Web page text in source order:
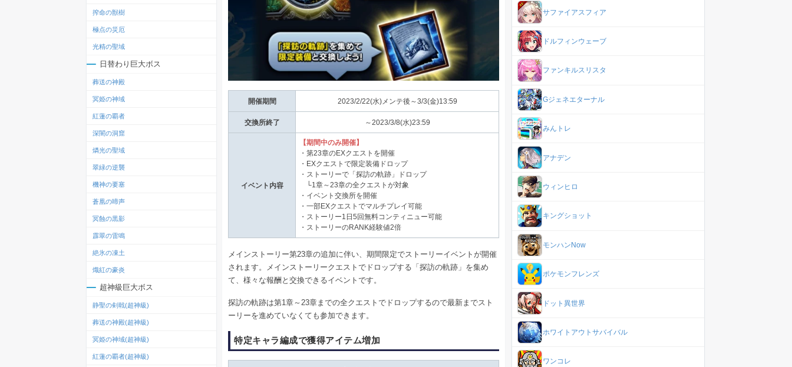
開催期間 2023/2/22(水)メンテ後～3/3(金)13:59
交換所終了 ～2023/3/8(水)23:59
イベント内容
【期間中のみ開催】
・第23章のEXクエストを開催
・EXクエストで限定装備ドロップ
・ストーリーで「探訪の軌跡」ドロップ
└1章～23章の全クエストが対象
・イベント交換所を開催
・一部EXクエストでマルチプレイ可能
・ストーリー1日5回無料コンティニュー可能
・ストーリーのRANK経験値2倍
メインストーリー第23章の追加に伴い、期間限定でストーリーイベントが開催
されます。メインストーリークエストでドロップする「探訪の軌跡」を集め
て、様々な報酬と交換できるイベントです。
探訪の軌跡は第1章～23章までの全クエストでドロップするので最新までスト
ーリーを進めていなくても参加できます。
特定キャラ編成で獲得アイテム増加
搾命の獣樹
極点の災厄
光精の聖域
日替わり巨大ボス
葬送の神殿
冥姫の神域
紅蓮の覇者
深闇の洞窟
燐光の聖域
翠緑の逆襲
機神の要塞
蒼凰の啼声
冥蝕の黒影
霹翠の雷鳴
絶氷の凍土
熾紅の豪炎
超神級巨大ボス
静聖の剣戟(超神級)
葬送の神殿(超神級)
冥姫の神域(超神級)
紅蓮の覇者(超神級)
サファイアスフィア
ドルフィンウェーブ
ファンキルスリスタ
Gジェネエターナル
みんトレ
アナデン
ウィンヒロ
キングショット
モンハンNow
ポケモンフレンズ
ドット異世界
ホワイトアウトサバイバル
ワンコレ